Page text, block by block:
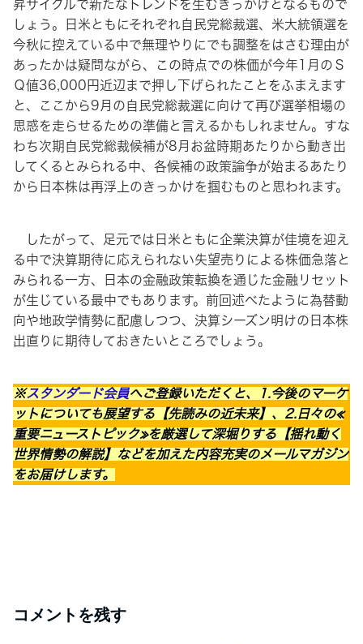
昇サイクルで新たなトレンドを生むきっかけとなるもので
しょう。日米ともにそれぞれ自民党総裁選、米大統領選を
今秋に控えている中で無理やりにでも調整をはさむ理由が
あったかは疑問ながら、この時点での株価が今年1月のＳ
Ｑ値36,000円近辺まで押し下げられたことをふまえます
と、ここから9月の自民党総裁選に向けて再び選挙相場の
思惑を走らせるための準備と言えるかもしれません。すな
わち次期自民党総裁候補が8月お盆時期あたりから動き出
してくるとみられる中、各候補の政策論争が始まるあたり
から日本株は再浮上のきっかけを掴むものと思われます。
したがって、足元では日米ともに企業決算が佳境を迎え
る中で決算期待に応えられない失望売りによる株価急落と
みられる一方、日本の金融政策転換を通じた金融リセット
が生じている最中でもあります。前回述べたように為替動
向や地政学情勢に配慮しつつ、決算シーズン明けの日本株
出直りに期待しておきたいところでしょう。
※スタンダード会員へご登録いただくと、1.今後のマーケ
ットについても展望する【先読みの近未来】、2.日々の≪
重要ニューストピック≫を厳選して深堀りする【揺れ動く
世界情勢の解説】などを加えた内容充実のメールマガジン
をお届けします。
コメントを残す